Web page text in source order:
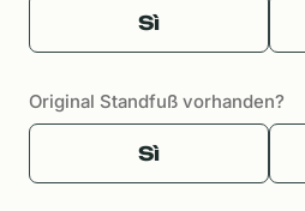
Sì
Original Standfuß vorhanden?
Sì